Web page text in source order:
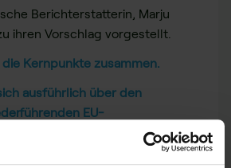
Berichterstatterin, Marju
ihren Vorschlag vorgestellt.
Kernpunkte zusammen.
ausführlich über den
EU-